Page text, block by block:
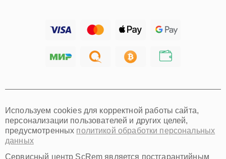
Хабаровск
Иркутск
Омск
Красноярск
Пермь
Ульяновск
Киров
Используем cookies для корректной работы сайта,
персонализации пользователей и других целей,
предусмотренных политикой обработки персональных
данных
Сервисный центр ScRem является постгарантийным